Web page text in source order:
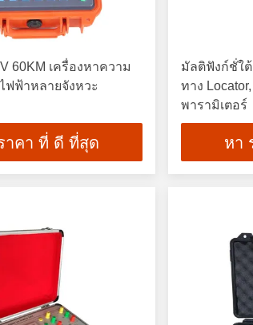
60KM เครื่องหาความ
ฟฟ้าหลายจังหวะ
าคา ที่ ดี ที่สุด
มัลติฟังก์ชั่ใต้
ทาง
พารามิเตอร์
หา